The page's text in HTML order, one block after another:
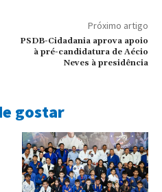
Próximo artigo
PSDB-Cidadania aprova apoio
à pré-candidatura de Aécio
Neves à presidência
gostar